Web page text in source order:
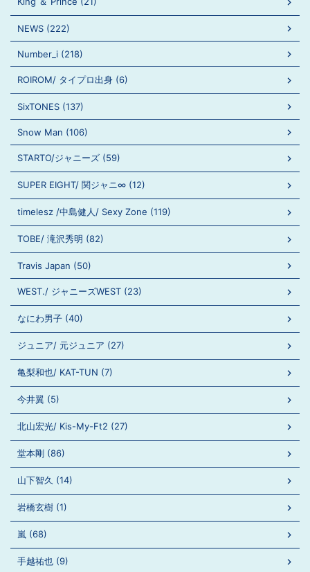
NEWS (222)
Number_i (218)
ROIROM/ タイプロ出身 (6)
SixTONES (137)
Snow Man (106)
STARTO/ジャニーズ (59)
SUPER EIGHT/ 関ジャニ∞ (12)
timelesz /中島健人/ Sexy Zone (119)
TOBE/ 滝沢秀明 (82)
Travis Japan (50)
WEST./ ジャニーズWEST (23)
なにわ男子 (40)
ジュニア/ 元ジュニア (27)
亀梨和也/ KAT-TUN (7)
今井翼 (5)
北山宏光/ Kis-My-Ft2 (27)
堂本剛 (86)
山下智久 (14)
岩橋玄樹 (1)
嵐 (68)
手越祐也 (9)